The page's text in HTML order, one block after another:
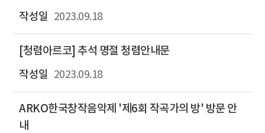
2023.09.18
[청렴아르코] 추석 명절 청렴안내문
2023.09.18
ARKO한국창작음악제 '제6회 작곡가의 방' 방문 안
내